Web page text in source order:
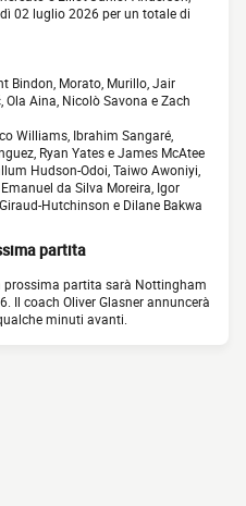
02 luglio 2026 per un totale di
Bindon, Morato, Murillo, Jair
Aina, Nicolò Savona e Zach
Williams, Ibrahim Sangaré,
Ryan Yates e James McAtee
Hudson-Odoi, Taiwo Awoniyi,
da Silva Moreira, Igor
Hutchinson e Dilane Bakwa
partita
prossima partita sarà Nottingham
Il coach Oliver Glasner annuncerà
minuti avanti.